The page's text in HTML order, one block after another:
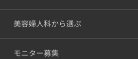
美容婦人科から選ぶ
モニター募集